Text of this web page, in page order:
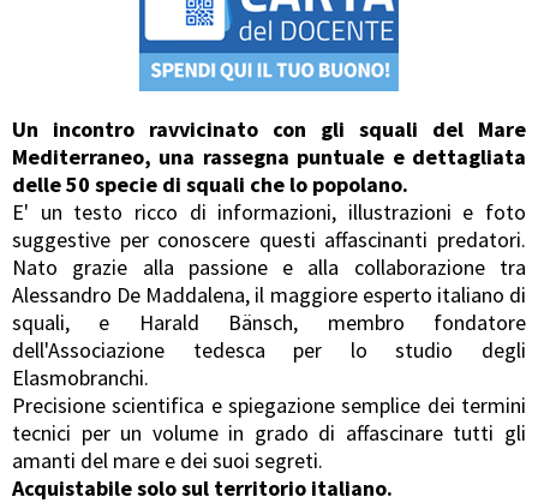
Un incontro ravvicinato con gli squali del Mare
Mediterraneo, una rassegna puntuale e dettagliata
delle 50 specie di squali che lo popolano.
E' un testo ricco di informazioni, illustrazioni e foto
suggestive per conoscere questi affascinanti predatori.
Nato grazie alla passione e alla collaborazione tra
Alessandro De Maddalena, il maggiore esperto italiano di
squali, e Harald Bänsch, membro fondatore
dell'Associazione tedesca per lo studio degli
Elasmobranchi.
Precisione scientifica e spiegazione semplice dei termini
tecnici per un volume in grado di affascinare tutti gli
amanti del mare e dei suoi segreti.
Acquistabile solo sul territorio italiano.